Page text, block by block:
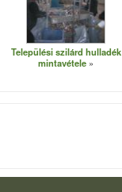
Települési szilárd hulladék
mintavétele